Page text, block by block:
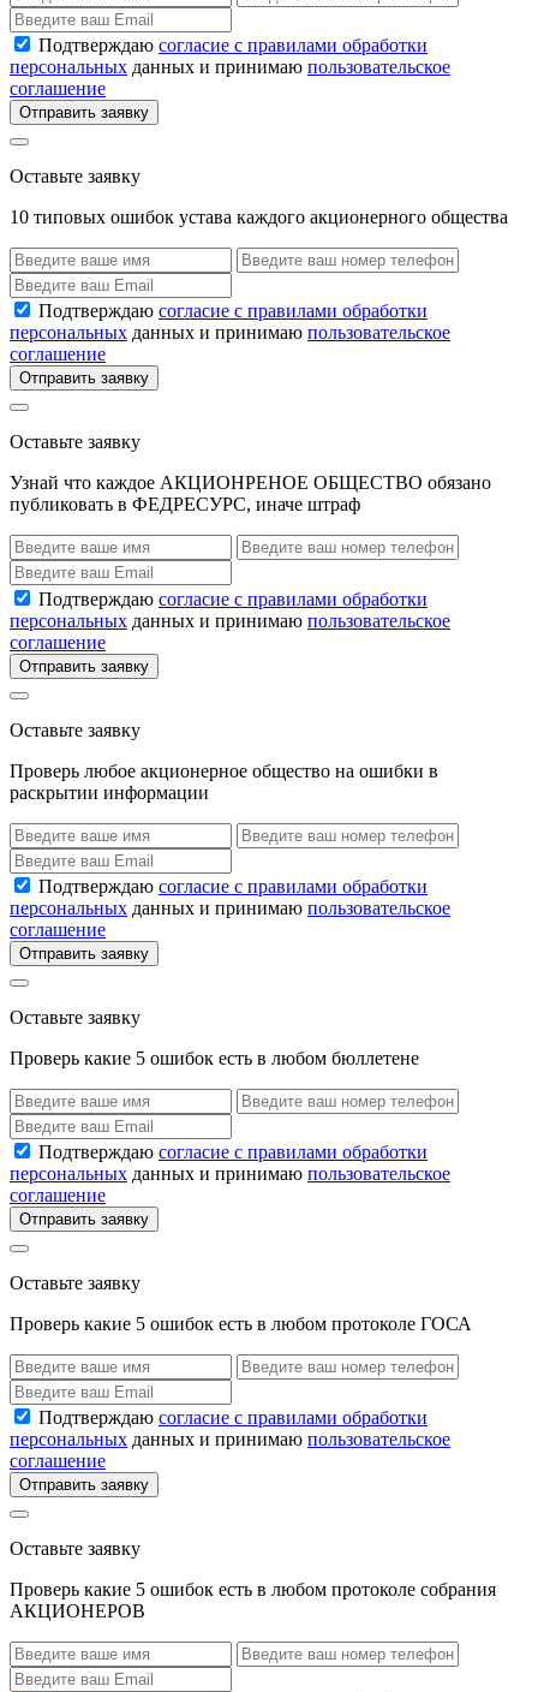
Подтверждаю согласие с правилами обработки
персональных данных и принимаю пользовательское
соглашение
Отправить заявку
Оставьте заявку
10 типовых ошибок устава каждого акционерного общества
Подтверждаю согласие с правилами обработки
персональных данных и принимаю пользовательское
соглашение
Отправить заявку
Оставьте заявку
Узнай что каждое АКЦИОНРЕНОЕ ОБЩЕСТВО обязано
публиковать в ФЕДРЕСУРС, иначе штраф
Подтверждаю согласие с правилами обработки
персональных данных и принимаю пользовательское
соглашение
Отправить заявку
Оставьте заявку
Проверь любое акционерное общество на ошибки в
раскрытии информации
Подтверждаю согласие с правилами обработки
персональных данных и принимаю пользовательское
соглашение
Отправить заявку
Оставьте заявку
Проверь какие 5 ошибок есть в любом бюллетене
Подтверждаю согласие с правилами обработки
персональных данных и принимаю пользовательское
соглашение
Отправить заявку
Оставьте заявку
Проверь какие 5 ошибок есть в любом протоколе ГОСА
Подтверждаю согласие с правилами обработки
персональных данных и принимаю пользовательское
соглашение
Отправить заявку
Оставьте заявку
Проверь какие 5 ошибок есть в любом протоколе собрания
АКЦИОНЕРОВ